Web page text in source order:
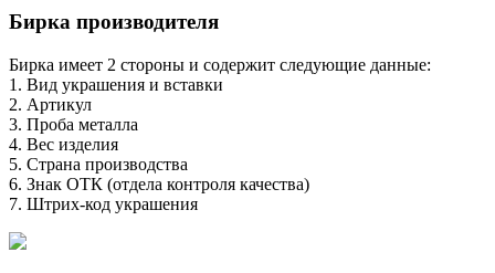
Бирка производителя
Бирка имеет 2 стороны и содержит следующие данные:
1. Вид украшения и вставки
2. Артикул
3. Проба металла
4. Вес изделия
5. Страна производства
6. Знак ОТК (отдела контроля качества)
7. Штрих-код украшения